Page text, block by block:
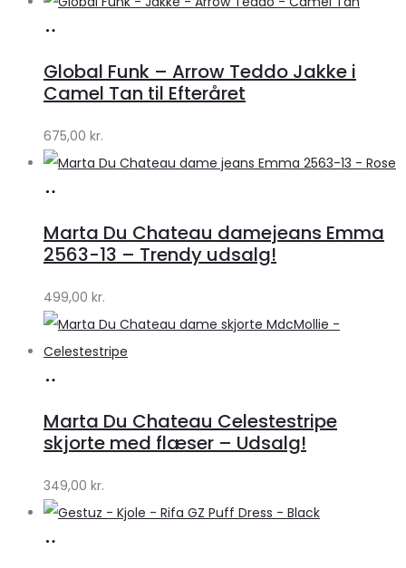
Lykke
Lykke
Global Funk – Arrow Teddo Jakke i
Camel Tan til Efteråret
675,00 kr.
Klædeskabet.dk
Marta Du Chateau damejeans Emma
2563-13 – Trendy udsalg!
499,00 kr.
Klædeskabet.dk
Marta Du Chateau Celestestripe
skjorte med flæser – Udsalg!
349,00 kr.